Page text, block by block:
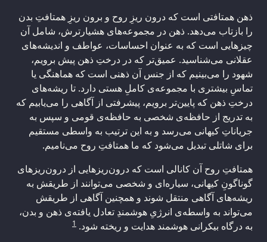
ذهن همتافتی است که درون ریزِ روح و برون ریزِ همتافتِ بدن
را بازتاب می‌دهد. ذهن در مجموعه‌های هشیارترش، شامل آن
چیزهایی است که به عنوان احساسات، عواطف و اندیشه‌های
عقلانی می‌شناسید. عمیق‌تر که در درختِ ذهن پیش برویم،
شهود را می‌بینیم که از جنس آن ذهنی است که هماهنگی یا
تماسِ بیشتری با مجموعه‌ی کاملِ هستی دارد. تا ریشه‌های
درختِ ذهن که پایین‌تر برویم، پیشرفتی از آگاهی را می‌یابیم که
به تدریج از حافظه‌ی شخصی به حافظه‌ی قومی و سپس به
جریاناتِ کیهانی می‌رسد و به این ترتیب به واسطی مستقیم
برای شاتلی تبدیل می‌شود که ما همتافتِ روح می‌نامیم.
همتافتِ روح آن کانالی است که درون‌ریزهایی از درون‌ریزهای
گوناگونِ کیهانی، سیاره‌ای و شخصی می‌توانند از طریقش به
ریشه‌های آگاهی منتقل شوند و همچنین آگاهی از طریقش
می‌تواند به واسطه‌ی انرژیِ هوشمندِ تعادل یافته‌ی ذهن و بدن،
به درگاه بیکرانی هوشمند هدایت و ریخته شود. 1